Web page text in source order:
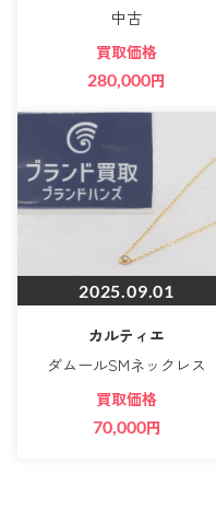
中古
買取価格
280,000円
2025.09.01
カルティエ
ダムールSMネックレス
買取価格
70,000円